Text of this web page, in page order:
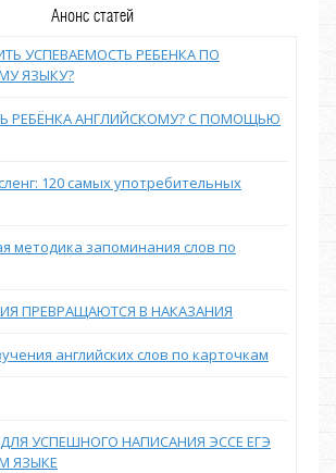
Анонс статей
УСПЕВАЕМОСТЬ РЕБЕНКА ПО
ЯЗЫКУ?
РЕБЁНКА АНГЛИЙСКОМУ? С ПОМОЩЬЮ
120 самых употребительных
методика запоминания слов по
ПРЕВРАЩАЮТСЯ В НАКАЗАНИЯ
английских слов по карточкам
УСПЕШНОГО НАПИСАНИЯ ЭССЕ ЕГЭ
ЯЗЫКЕ